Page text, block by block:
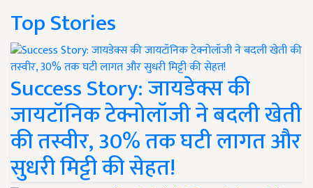
Top Stories
Success Story: जायडेक्स की
जायटॉनिक टेक्नोलॉजी ने बदली खेती
की तस्वीर, 30% तक घटी लागत और
सुधरी मिट्टी की सेहत!